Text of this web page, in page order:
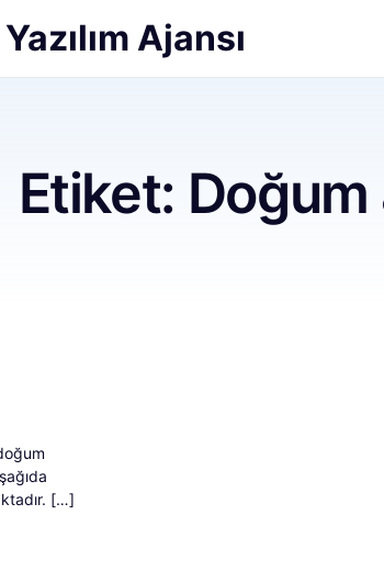
Ajansı
Etiket: Doğum
[…]